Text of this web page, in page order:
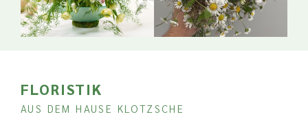
FLORISTIK
AUS DEM HAUSE KLOTZSCHE